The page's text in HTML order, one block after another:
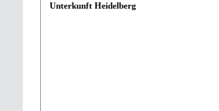
Unterkunft Heidelberg